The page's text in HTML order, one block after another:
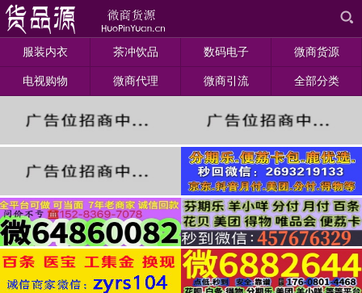
服装内衣 茶冲饮品 数码电子 微商货源
电视购物 微商代理 微商引流 全部分类